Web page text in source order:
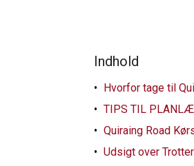
Indhold
Hvorfor tage til
TIPS TIL
Quiraing Road
Udsigt over